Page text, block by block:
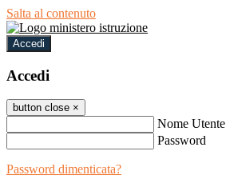
Salta al contenuto
Accedi
Accedi
button close ×
Nome Utente
Password
Password dimenticata?